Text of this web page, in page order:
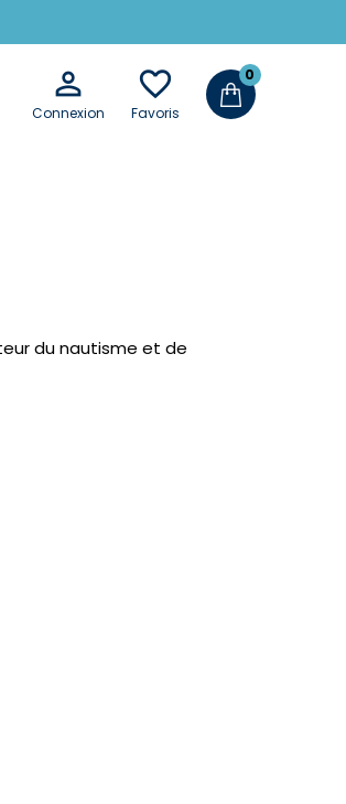

Connexion
favorite_border
Favoris
0
du nautisme et de